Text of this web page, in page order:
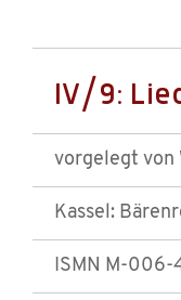
IV/9:
vorgelegt von
Kassel:
ISMN M-006-